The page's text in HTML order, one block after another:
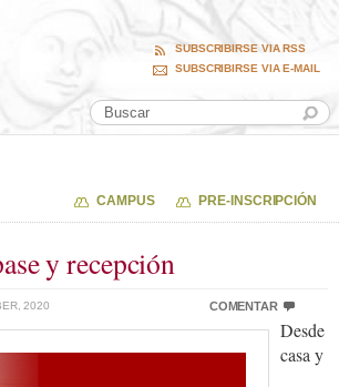
SUBSCRIBIRSE VIA RSS
SUBSCRIBIRSE VIA E-MAIL
CAMPUS PRE-INSCRIPCIÓN
y recepción
2020 COMENTAR
Desde
casa y